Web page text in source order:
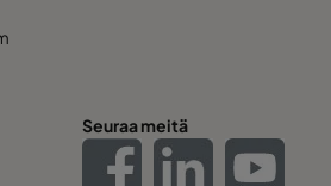
Seuraa meitä